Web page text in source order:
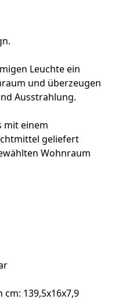
Leuchte ein
und überzeugen
Ausstrahlung.
mit einem
geliefert
Wohnraum
cm: 139,5x16x7,9